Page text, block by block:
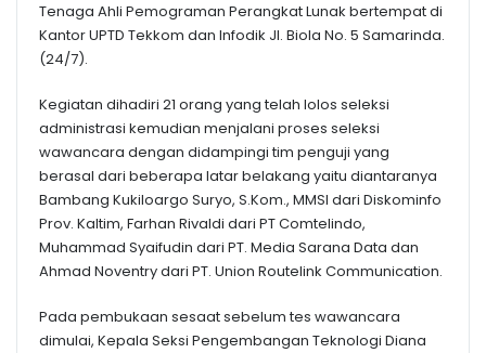
Tenaga Ahli Pemograman Perangkat Lunak bertempat di
Kantor UPTD Tekkom dan Infodik Jl. Biola No. 5 Samarinda.
(24/7).
Kegiatan dihadiri 21 orang yang telah lolos seleksi
administrasi kemudian menjalani proses seleksi
wawancara dengan didampingi tim penguji yang
berasal dari beberapa latar belakang yaitu diantaranya
Bambang Kukiloargo Suryo, S.Kom., MMSI dari Diskominfo
Prov. Kaltim, Farhan Rivaldi dari PT Comtelindo,
Muhammad Syaifudin dari PT. Media Sarana Data dan
Ahmad Noventry dari PT. Union Routelink Communication.
Pada pembukaan sesaat sebelum tes wawancara
dimulai, Kepala Seksi Pengembangan Teknologi Diana